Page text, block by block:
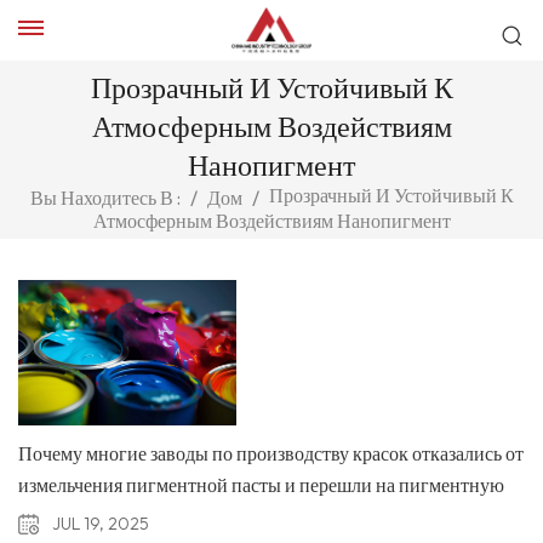
Прозрачный И Устойчивый К
Атмосферным Воздействиям
Нанопигмент
Вы Находитесь В : / Дом / Прозрачный И Устойчивый К
Атмосферным Воздействиям Нанопигмент
Почему многие заводы по производству красок отказались от
измельчения пигментной пасты и перешли на пигментную
крошку CAB для производства пигментной пасты?
JUL 19, 2025